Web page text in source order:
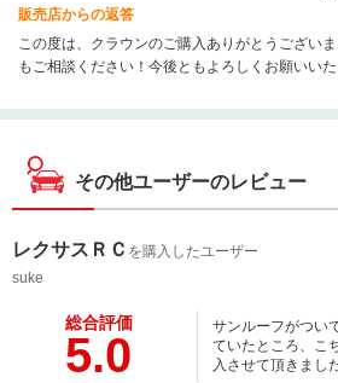
販売店からの返答
この度は、クラウンのご購入ありがとうござい
もご相談ください！今後ともよろしくお願いいた
その他ユーザーのレビュー
レクサスＲＣ を購入したユーザー
suke
総合評価
5.0
サンルーフがつい
ていたところ、こ
入させて頂きまし